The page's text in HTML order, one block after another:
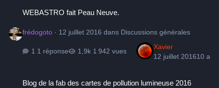
WEBASTRO fait Peau Neuve.
frédogoto · 12 juillet 2016 dans Discussions générales
1 réponse 1 942 vues
Xavier
12 juillet 201610 a
Blog de la fab des cartes de pollution lumineuse 2016